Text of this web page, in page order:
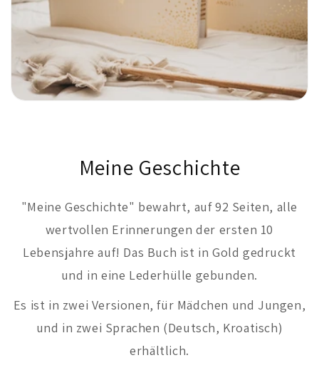
Meine Geschichte
"Meine Geschichte" bewahrt, auf 92 Seiten, alle
wertvollen Erinnerungen der ersten 10
Lebensjahre auf! Das Buch ist in Gold gedruckt
und in eine Lederhülle gebunden.
Es ist in zwei Versionen, für Mädchen und Jungen,
und in zwei Sprachen (Deutsch, Kroatisch)
erhältlich.